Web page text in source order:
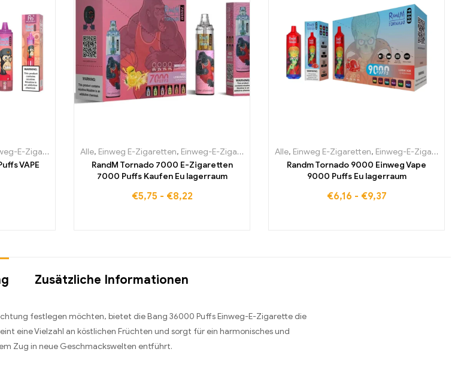
Zigaretten Schweden,Einweg-E-Zigaretten Slowakei
E-Zigaretten Belgien ,Einweg-E-Zigaretten Bulgarien,Einweg-E-Zigaretten Dänemark,Einweg-E-Zigaretten
VAPE
Alle, Einweg E-Zigaretten, Einweg-E-Zigaretten Belgien ,Einweg-E-Zigaretten Bulgarien,Einweg-E-
RandM Tornado 7000 E-Zigaretten
7000 Puffs Kaufen Eu lagerraum
€5,75 - €8,22
Alle, Einweg E-Zigaretten, Einweg-E-Zigaretten Belgien
Randm Tornado 9000 Einweg Vape
9000 Puffs Eu lagerraum
€6,16 - €9,37
Zusätzliche Informationen
festlegen möchten, bietet die Bang 36000 Puffs Einweg-E-Zigarette die
eine Vielzahl an köstlichen Früchten und sorgt für ein harmonisches und
Zug in neue Geschmackswelten entführt.